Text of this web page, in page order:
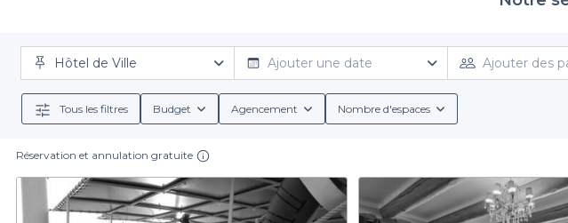
Hôtel de Ville Ajouter une date Ajouter des
Tous les filtres Budget Agencement Nombre d'espaces
Réservation et annulation gratuite